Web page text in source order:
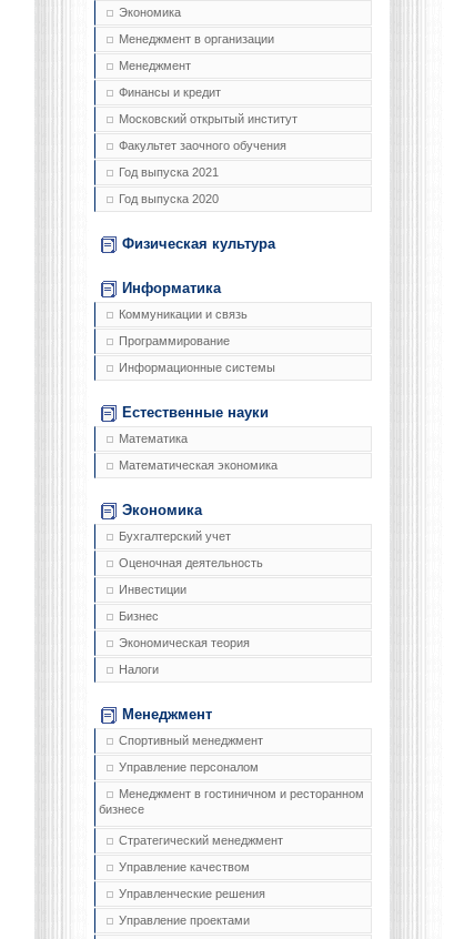
Экономика
Менеджмент в организации
Менеджмент
Финансы и кредит
Московский открытый институт
Факультет заочного обучения
Год выпуска 2021
Год выпуска 2020
Физическая культура
Информатика
Коммуникации и связь
Программирование
Информационные системы
Естественные науки
Математика
Математическая экономика
Экономика
Бухгалтерский учет
Оценочная деятельность
Инвестиции
Бизнес
Экономическая теория
Налоги
Менеджмент
Спортивный менеджмент
Управление персоналом
Менеджмент в гостиничном и ресторанном
бизнесе
Стратегический менеджмент
Управление качеством
Управленческие решения
Управление проектами